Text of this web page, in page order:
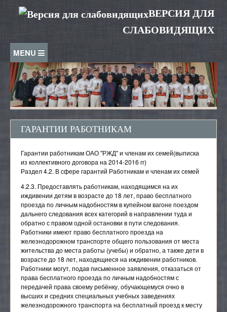
Перейти к основному содержанию
ВЕРСИЯ ДЛЯ
СЛАБОВИДЯЩИХ
ДОСТУПНАЯ СРЕДА
⏏
СВЕДЕНИЯ ОБ ОБРАЗОВАТЕЛЬНОЙ
ОРГАНИЗАЦИИ
Основные сведения
организацией
Документы
Образование
Страница Директора
Руководство
Педагогический (научно-педагогический) состав
Материально-техническое обеспечение и
оснащённость образовательного процесса
Платные образовательные услуги
Образовательные стандарты и требования
Финансово-хозяйственная деятельность
СТУДЕНТАМ
Знаменитые выпускники колледжа
Выпускникам
Специальности и профессии
Расписание звонков
Расписание занятий
Трудоустройство
Антитеррор, защита от ЧС
ПАМЯТКИ СТУДЕНТУ!
Целевое обучение
Пушкинская карта
АБИТУРИЕНТАМ
Социальное обеспечение
Специальности и профессии
23.01.09 Машинист локомотива
23.01.11 Слесарь-электрик по ремонту
электрооборудования подвижного состава
23.02.06 Техническая эксплуатация подвижного
состава железных дорог
08.02.10 Строительство железных дорог, путь и
путевое хозяйство
Общежитие
Результаты приема
Гарантии работникам
Вопросы и обращения граждан
Обращения граждан
Экскурсия по ГБПОУ НСО "НКТТ имени Н.А.Лунина"
СОТРУДНИКАМ
Аттестация
Вакансии
Личный кабинет налогоплательщика
Специальная оценка условий труда (СОУТ)
ВХОД
ГАРАНТИИ РАБОТНИКАМ
Гарантии работникам ОАО "РЖД" и членам их семей(выписка
из коллективного договора на 2014-2016 гг)
Раздел 4.2. В сфере гарантий Работникам и членам их семей
4.2.3. Предоставлять работникам, находящимся на их
иждивении детям в возрасте до 18 лет, право бесплатного
проезда по личным надобностям в купейном вагоне поездом
дальнего следования всех категорий в направлении туда и
обратно с правом одной остановки в пути следования.
Работники имеют право бесплатного проезда на
железнодорожном транспорте общего пользования от места
жительства до места работы (учебы) и обратно, а также дети в
возрасте до 18 лет, находящиеся на иждивении работников.
Работники могут, подав письменное заявления, отказаться от
права бесплатного проезда по личным надобностям с
передачей права своему ребёнку, обучающемуся очно в
высших и средних специальных учебных заведениях
железнодорожного транспорта на бесплатный проезд к месту